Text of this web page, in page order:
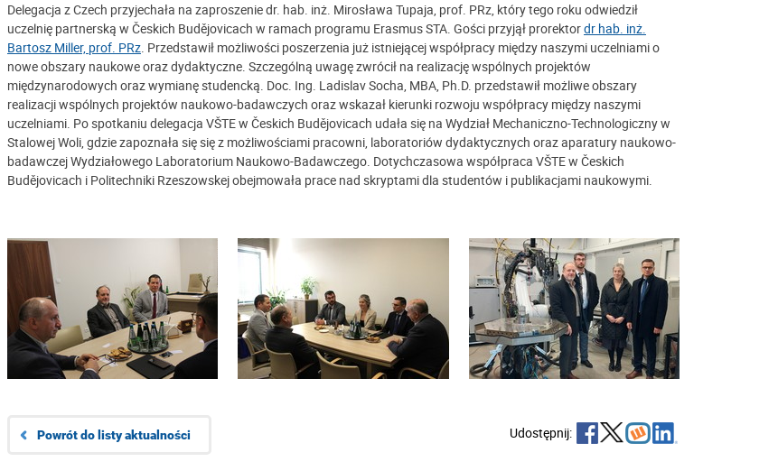
Delegacja z Czech przyjechała na zaproszenie dr. hab. inż. Mirosława Tupaja, prof. PRz, który tego roku odwiedził
uczelnię partnerską w Českich Budějovicach w ramach programu Erasmus STA. Gości przyjął prorektordr hab. inż.
Bartosz Miller, prof. PRz. Przedstawił możliwości poszerzenia już istniejącej współpracy między naszymi uczelniami o
nowe obszary naukowe oraz dydaktyczne. Szczególną uwagę zwrócił na realizację wspólnych projektów
międzynarodowych oraz wymianę studencką. Doc. Ing. Ladislav Socha, MBA, Ph.D. przedstawił możliwe obszary
realizacji wspólnych projektów naukowo-badawczych oraz wskazał kierunki rozwoju współpracy między naszymi
uczelniami. Po spotkaniu delegacja VŠTE w Českich Budějovicach udała się na Wydział Mechaniczno-Technologiczny w
Stalowej Woli, gdzie zapoznała się się z możliwościami pracowni, laboratoriów dydaktycznych oraz aparatury naukowo-
badawczej Wydziałowego Laboratorium Naukowo-Badawczego. Dotychczasowa współpraca VŠTE w Českich
Budějovicach i Politechniki Rzeszowskej obejmowała prace nad skryptami dla studentów i publikacjami naukowymi.
Udostępnij:
Powrót do listy aktualności